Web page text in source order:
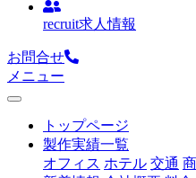
recruit求人情報
お問合せ
メニュー
トップページ
製作実績一覧
オフィス ホテル 交通